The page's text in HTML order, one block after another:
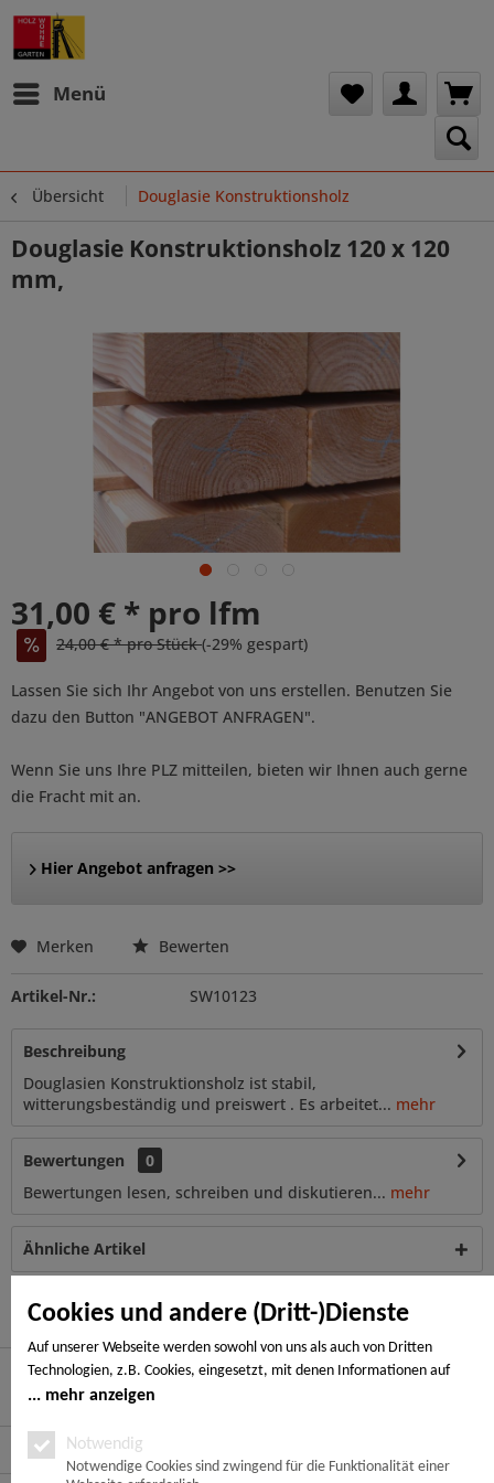
Cookies und andere (Dritt-)Dienste
Auf unserer Webseite werden sowohl von uns als auch von Dritten
Technologien, z.B. Cookies, eingesetzt, mit denen Informationen auf
Ihrem Endgerät gespeichert und/oder von Ihrem Endgerät abgerufen
Notwendige Cookies, Analyse-, Marketing- und Statistik-Cookies. Bei den
notwendigen Cookies handelt es sich um solche, die technisch notwendig
mehr anzeigen
Notwendig
Notwendige Cookies sind zwingend für die Funktionalität einer
Menü
Übersicht Douglasie Konstruktionsholz
Douglasie Konstruktionsholz 120 x 120
mm,
31,00 € * pro lfm
24,00 € * pro Stück(-29% gespart)
Lassen Sie sich Ihr Angebot von uns erstellen. Benutzen Sie
dazu den Button "ANGEBOT ANFRAGEN".
Wenn Sie uns Ihre PLZ mitteilen, bieten wir Ihnen auch gerne
die Fracht mit an.
Hier Angebot anfragen >>
Merken Bewerten
Artikel-Nr.: SW10123
Beschreibung
Douglasien Konstruktionsholz ist stabil,
witterungsbeständig und preiswert . Es arbeitet... mehr
Bewertungen
0
Bewertungen lesen, schreiben und diskutieren... mehr
Ähnliche Artikel
Kunden haben sich ebenfalls angesehen
Hier finden Sie uns
Service Hotline